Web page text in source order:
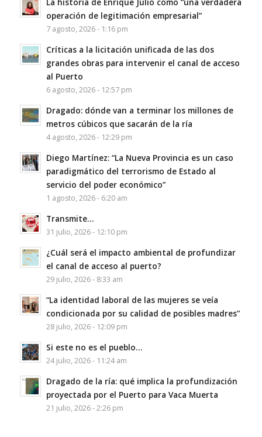
operación de legitimación empresarial”
7 agosto, 2026 - 1:16 pm
Críticas a la licitación unificada de las dos
grandes obras para intervenir el canal de acceso
al Puerto
6 agosto, 2026 - 12:57 pm
Dragado: dónde van a terminar los millones de
metros cúbicos que sacarán de la ría
4 agosto, 2026 - 12:29 pm
Diego Martínez: “La Nueva Provincia es un caso
paradigmático del terrorismo de Estado al
servicio del poder económico”
1 agosto, 2026 - 6:20 am
Transmite…
31 julio, 2026 - 12:10 pm
¿Cuál será el impacto ambiental de profundizar
el canal de acceso al puerto?
29 julio, 2026 - 8:33 am
“La identidad laboral de las mujeres se veía
condicionada por su calidad de posibles madres”
28 julio, 2026 - 12:09 pm
Si este no es el pueblo…
24 julio, 2026 - 11:24 am
Dragado de la ría: qué implica la profundización
proyectada por el Puerto para Vaca Muerta
21 julio, 2026 - 2:26 pm